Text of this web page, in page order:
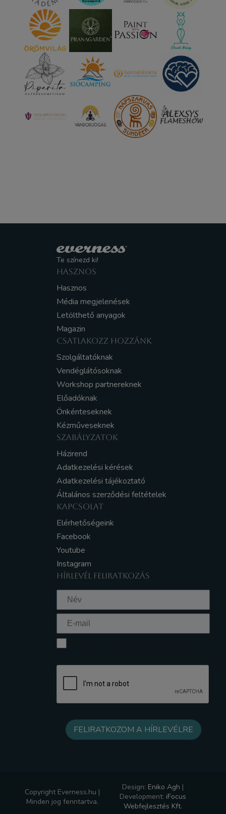
Te színezd ki!
HASZNOS
Hasznos
Média megjelenések
Letölthető anyagok
Magazin
CSATLAKOZZ HOZZÁNK
Szolgáltatóknak
Vendéglátósoknak
Workshop partnereknek
Előadóknak
Önkénteseknek
Kézműveseknek
SZABÁLYZATOK
Házirend
Adatkezelési kérések
Adatkezelési tájékoztató
Általános szerződési feltételek
KAPCSOLAT
Elérhetőségeink
Facebook
Youtube
Instagram
HÍRLEVÉL FELIRATKOZÁS
Copyright Everness.hu |
Minden jog fenntartva.
Design: Eniko Agh |
Development: iFocus
Webfejlesztés Kft.